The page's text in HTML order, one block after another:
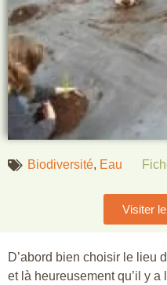
D’abord bien choisir le lieu
et là heureusement qu’il y
Biodiversité, Eau
Visiter